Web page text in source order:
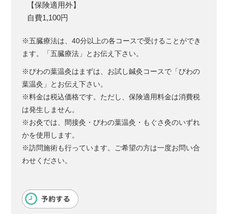
【保険適用外】
自費1,100円
※五臓療法は、40分以上の各コースで受けることができ
ます。「五臓療法」とお伝え下さい。
※びわの葉温灸はまずは、お試し鍼灸コースで「びわの
葉温灸」とお伝え下さい。
※料金は税込価格です。ただし、保険適用料金は消費税
は発生しません。
※お灸では、間接灸・びわの葉温灸・もぐさ灸のいずれ
かを使用します。
※訪問施術も行っています。ご希望の方は一度お問い合
わせください。